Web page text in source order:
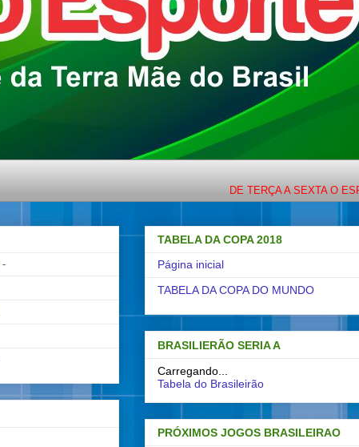
DE TERÇA A SEXTA O ESPORTE
-
TABELA DA COPA 2018
Página inicial
TABELA DA COPA DO MUNDO
BRASILIERÃO SERIA A
Carregando...
Tabela do Brasileirão
PRÓXIMOS JOGOS BRASILEIRAO